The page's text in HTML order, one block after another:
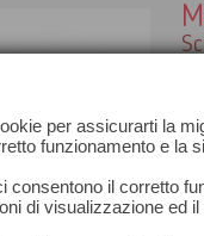
per assicurarti la
funzionamento e la
consentono il corretto
di visualizzazione ed